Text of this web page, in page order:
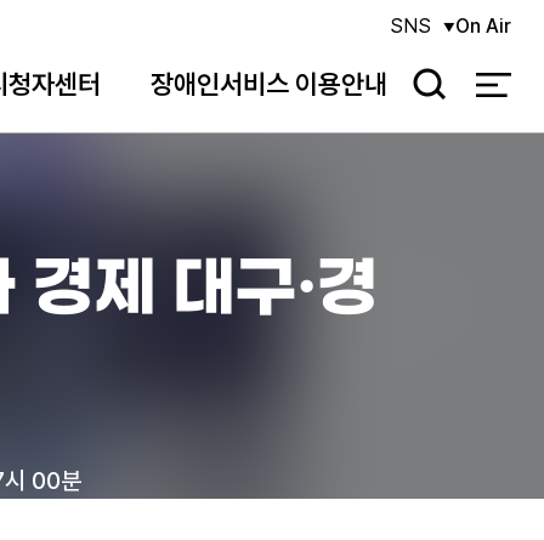
청자센터 장애인서비스 이용안내
SNS On Air
검
제 대구·경
00분